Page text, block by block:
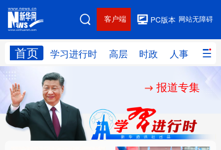
网站无障碍
PC版本
客户端
首页 学习进行时 高层 时政 人事 国际
网站地图
学习进行时 人事
国际 财经 网评
思客智库 全球连线 教育
报道专集